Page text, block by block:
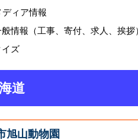
ィア情報
情報（工事、寄付、求人、挨拶）
ズ
道
旭山動物園